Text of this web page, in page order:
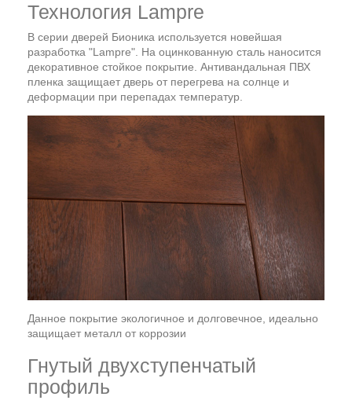
Технология Lampre
В серии дверей Бионика используется новейшая
разработка "Lampre". На оцинкованную сталь наносится
декоративное стойкое покрытие. Антивандальная ПВХ
пленка защищает дверь от перегрева на солнце и
деформации при перепадах температур.
Данное покрытие экологичное и долговечное, идеально
защищает металл от коррозии
Гнутый двухступенчатый
профиль